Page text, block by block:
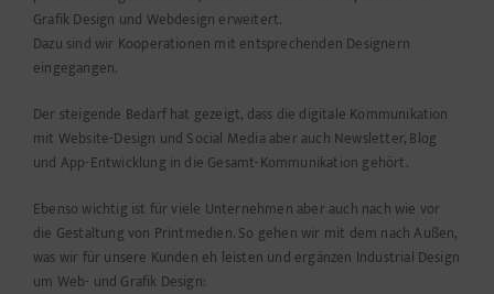
Grafik Design und Webdesign erweitert.
Dazu sind wir Kooperationen mit entsprechenden Designern
eingegangen.
Der steigende Bedarf hat gezeigt, dass die digitale Kommunikation
mit Website-Design und Social Media aber auch Newsletter, Blog
und App-Entwicklung in die Gesamt-Kommunikation gehört.
Ebenso wichtig ist für viele Unternehmen aber auch nach wie vor
die Gestaltung von Printmedien. So gehen wir mit dem nach Außen,
was wir für unsere Kunden eh leisten und ergänzen Industrial Design
um Web- und Grafik Design: